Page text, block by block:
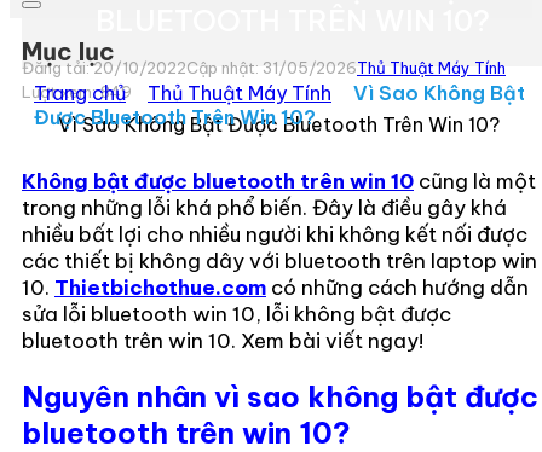
Vì Sao Không Bật Được Bluetooth Trên Win 10?
Trang chủ» Thủ Thuật Máy Tính
Vì Sao Không Bật
Được Bluetooth Trên Win 10?
Đăng tải: 20/10/2022Cập nhật: 31/05/2026Thủ Thuật Máy Tính
Lượt xem: 849
Mục lục
Không bật được bluetooth trên win 10 cũng là một
trong những lỗi khá phổ biến. Đây là điều gây khá
nhiều bất lợi cho nhiều người khi không kết nối được
các thiết bị không dây với bluetooth trên laptop win
10. Thietbichothue.com có những cách hướng dẫn
sửa lỗi bluetooth win 10, lỗi không bật được
bluetooth trên win 10. Xem bài viết ngay!
Nguyên nhân vì sao không bật được
bluetooth trên win 10?